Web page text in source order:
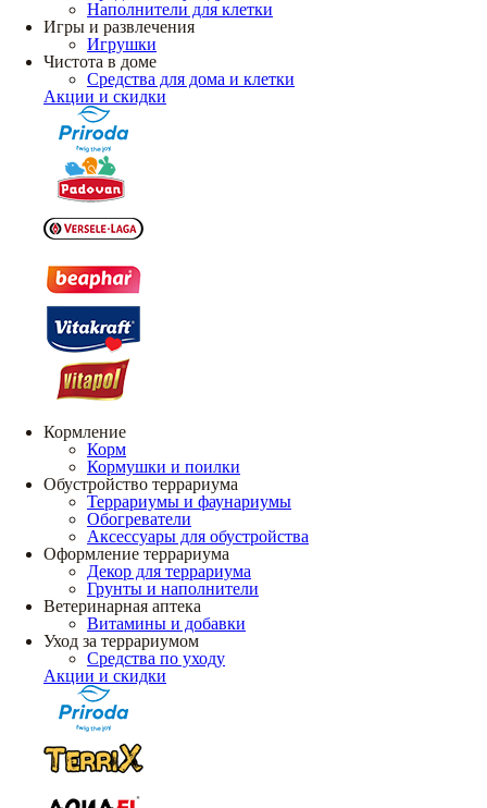
Наполнители для клетки
Игры и развлечения
Игрушки
Чистота в доме
Средства для дома и клетки
Акции и скидки
Кормление
Корм
Кормушки и поилки
Обустройство террариума
Террариумы и фаунариумы
Обогреватели
Аксессуары для обустройства
Оформление террариума
Декор для террариума
Грунты и наполнители
Ветеринарная аптека
Витамины и добавки
Уход за террариумом
Средства по уходу
Акции и скидки